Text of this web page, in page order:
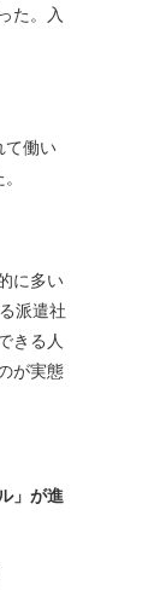
た。入
て働い
に多い
派遣社
きる人
が実態
」が進